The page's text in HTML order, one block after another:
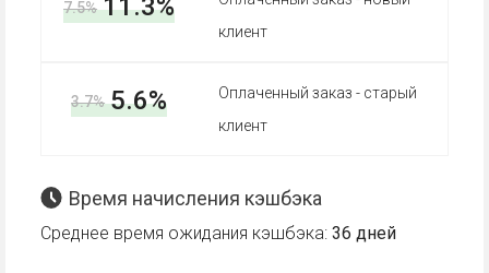
7.5% 11.3%
клиент
3.7% 5.6%
Оплаченный заказ - старый
клиент
Время начисления кэшбэка
Среднее время ожидания кэшбэка: 36 дней